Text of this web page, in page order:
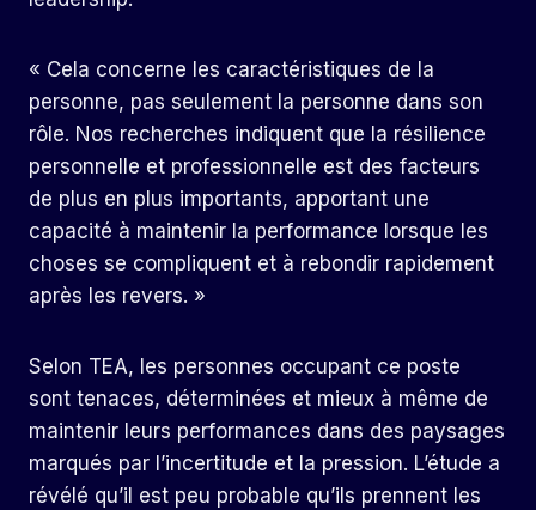
« Cela concerne les caractéristiques de la
personne, pas seulement la personne dans son
rôle. Nos recherches indiquent que la résilience
personnelle et professionnelle est des facteurs
de plus en plus importants, apportant une
capacité à maintenir la performance lorsque les
choses se compliquent et à rebondir rapidement
après les revers. »
Selon TEA, les personnes occupant ce poste
sont tenaces, déterminées et mieux à même de
maintenir leurs performances dans des paysages
marqués par l’incertitude et la pression. L’étude a
révélé qu’il est peu probable qu’ils prennent les